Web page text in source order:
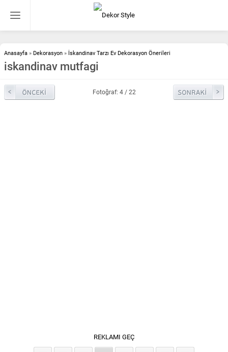
Anasayfa » Dekorasyon » İskandinav Tarzı Ev Dekorasyon Önerileri
iskandinav mutfagi
Fotoğraf: 4 / 22
REKLAMI GEÇ